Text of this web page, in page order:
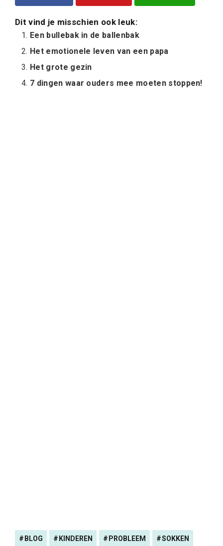
Dit vind je misschien ook leuk:
Een bullebak in de ballenbak
Het emotionele leven van een papa
Het grote gezin
7 dingen waar ouders mee moeten stoppen!
BLOG KINDEREN PROBLEEM SOKKEN